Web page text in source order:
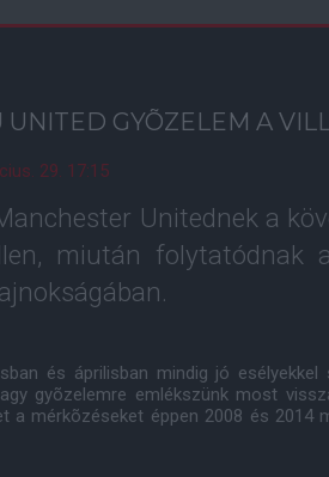
UNITED GYÕZELEM A
29. 17:15
Unitednek a
miután folytatódnak
és áprilisban mindig jó
gyõzelemre emlékszünk most
a mérkõzéseket éppen 2008 és